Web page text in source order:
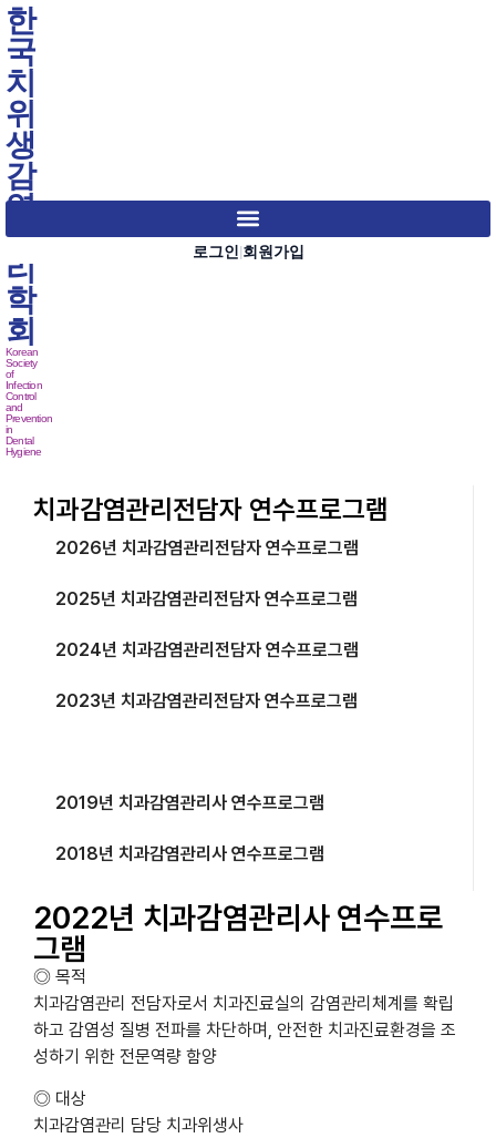
한
국
치
위
생
감
염
관
리
학
회
Korean
Society
of
Infection
Control
and
Prevention
in
Dental
Hygiene
로그인 회원가입
치과감염관리전담자 연수프로그램
2026년 치과감염관리전담자 연수프로그램
2025년 치과감염관리전담자 연수프로그램
2024년 치과감염관리전담자 연수프로그램
2023년 치과감염관리전담자 연수프로그램
2019년 치과감염관리사 연수프로그램
2018년 치과감염관리사 연수프로그램
2022년 치과감염관리사 연수프로
그램
◎ 목적
치과감염관리 전담자로서 치과진료실의 감염관리체계를 확립
하고 감염성 질병 전파를 차단하며, 안전한 치과진료환경을 조
성하기 위한 전문역량 함양
◎ 대상
치과감염관리 담당 치과위생사